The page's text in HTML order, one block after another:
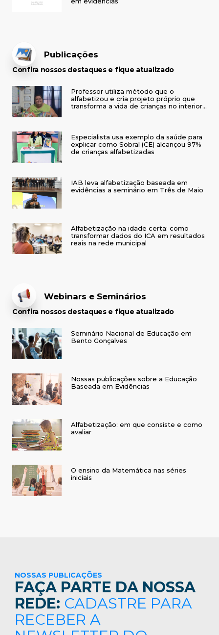
Publicações
Confira nossos destaques e fique atualizado
Professor utiliza método que o
alfabetizou e cria projeto próprio que
transforma a vida de crianças no interior
Especialista usa exemplo da saúde para
explicar como Sobral (CE) alcançou 97%
de crianças alfabetizadas
IAB leva alfabetização baseada em
evidências a seminário em Três de Maio
Alfabetização na idade certa: como
transformar dados do ICA em resultados
reais na rede municipal
Webinars e Seminários
Confira nossos destaques e fique atualizado
Seminário Nacional de Educação em
Bento Gonçalves
Nossas publicações sobre a Educação
Baseada em Evidências
Alfabetização: em que consiste e como
avaliar
O ensino da Matemática nas séries
iniciais
NOSSAS PUBLICAÇÕES
FAÇA PARTE DA NOSSA
REDE: CADASTRE PARA
RECEBER A